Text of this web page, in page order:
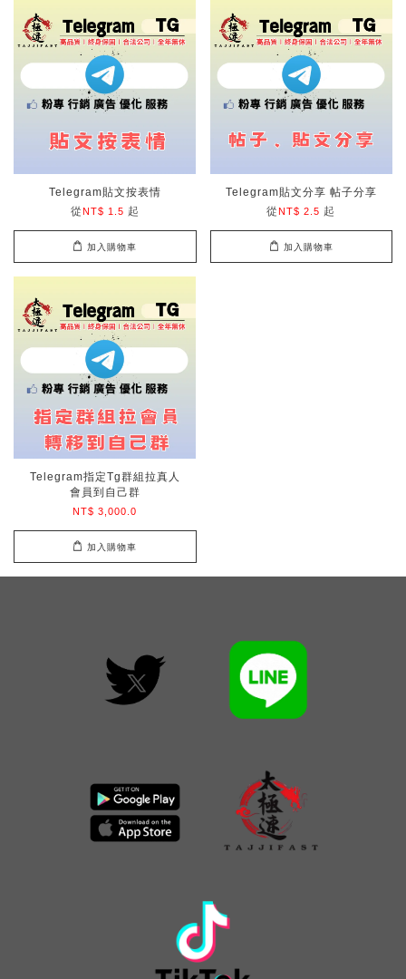
Telegram貼文按表情
從NT$ 1.5 起
加入購物車
Telegram貼文分享 帖子分享
從NT$ 2.5 起
加入購物車
Telegram指定Tg群組拉真人
會員到自己群
NT$ 3,000.0
加入購物車